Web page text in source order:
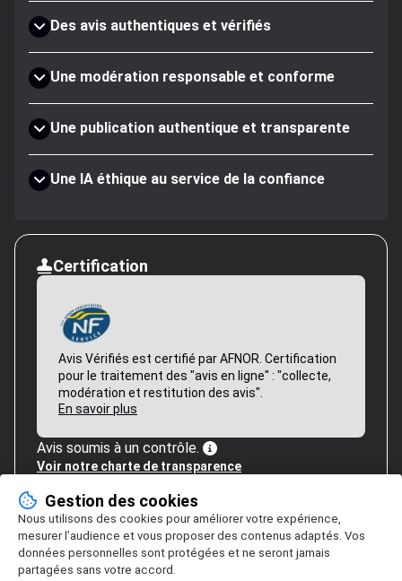
Des avis authentiques et vérifiés
Une modération responsable et conforme
Une publication authentique et transparente
Une IA éthique au service de la confiance
Certification
Avis Vérifiés est certifié par AFNOR. Certification
pour le traitement des "avis en ligne" : "collecte,
modération et restitution des avis".
En savoir plus
Avis soumis à un contrôle.
Voir notre charte de transparence
Gestion des cookies
Nous utilisons des cookies pour améliorer votre expérience,
mesurer l’audience et vous proposer des contenus adaptés. Vos
données personnelles sont protégées et ne seront jamais
partagées sans votre accord.